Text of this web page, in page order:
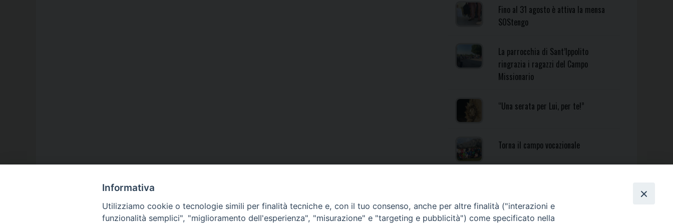
Fino al 31 agosto è attiva la mensa
SOStengo
La parrocchia di Sant’Ippolito
ringrazia i ragazzi del Campo
Missionario
“Una serata per Lui, per te!”
Torna il campo vocazionale
Informativa
Utilizziamo cookie o tecnologie simili per finalità tecniche e, con il tuo consenso, anche per altre finalità ("interazioni e
funzionalità semplici", "miglioramento dell'esperienza", "misurazione" e "targeting e pubblicità") come specificato nella